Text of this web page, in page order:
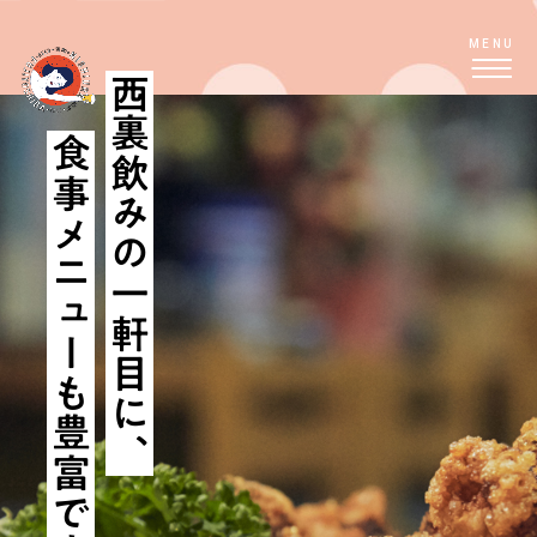
MENU
西裏飲みの一軒目に、
食事メニューも豊富です